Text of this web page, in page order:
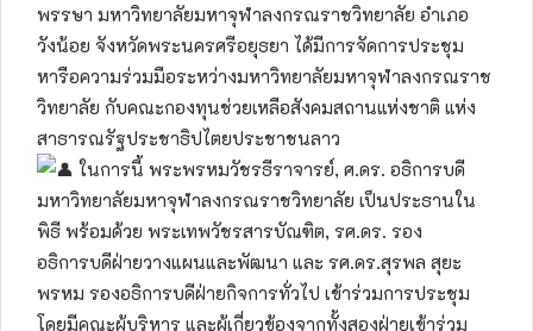
พรรษา มหาวิทยาลัยมหาจุฬาลงกรณราชวิทยาลัย อำเภอ
วังน้อย จังหวัดพระนครศรีอยุธยา ได้มีการจัดการประชุม
หารือความร่วมมือระหว่างมหาวิทยาลัยมหาจุฬาลงกรณราช
วิทยาลัย กับคณะกองทุนช่วยเหลือสังคมสถานแห่งชาติ แห่ง
สาธารณรัฐประชาธิปไตยประชาชนลาว
ในการนี้ พระพรหมวัชรธีราจารย์, ศ.ดร. อธิการบดี
มหาวิทยาลัยมหาจุฬาลงกรณราชวิทยาลัย เป็นประธานใน
พิธี พร้อมด้วย พระเทพวัชรสารบัณฑิต, รศ.ดร. รอง
อธิการบดีฝ่ายวางแผนและพัฒนา และ รศ.ดร.สุรพล สุยะ
พรหม รองอธิการบดีฝ่ายกิจการทั่วไป เข้าร่วมการประชุม
โดยมีคณะผู้บริหาร และผู้เกี่ยวข้องจากทั้งสองฝ่ายเข้าร่วม